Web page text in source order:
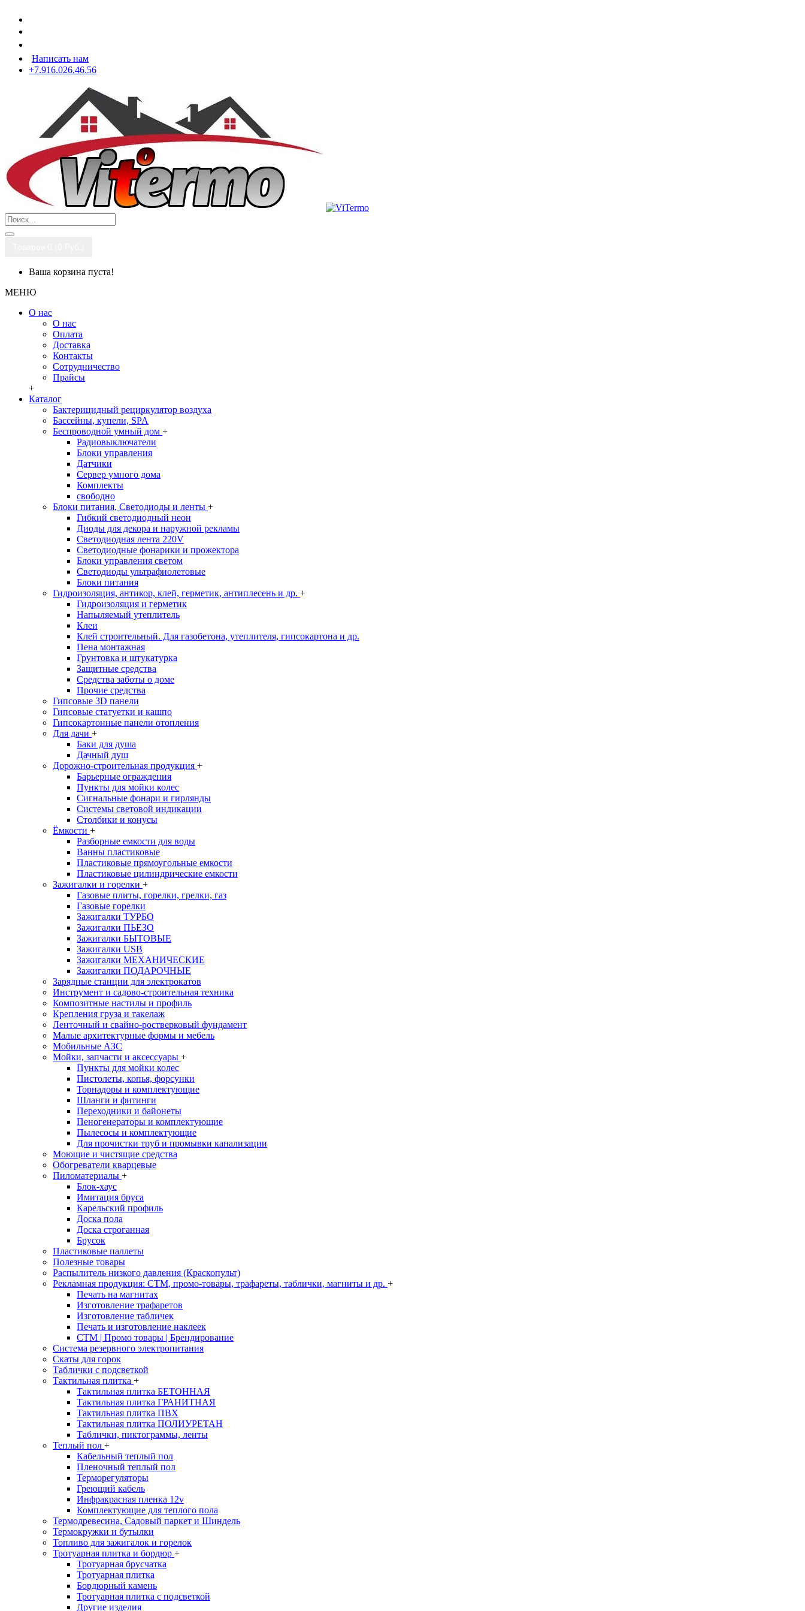
Написать нам
+7.916.026.46.56
Ваша корзина пуста!
МЕНЮ
О нас
О нас
Оплата
Доставка
Контакты
Сотрудничество
Прайсы
+
Каталог
Бактерицидный рециркулятор воздуха
Бассейны, купели, SPA
Беспроводной умный дом +
Радиовыключатели
Блоки управления
Датчики
Сервер умного дома
Комплекты
свободно
Блоки питания, Светодиоды и ленты +
Гибкий светодиодный неон
Диоды для декора и наружной рекламы
Светодиодная лента 220V
Светодиодные фонарики и прожектора
Блоки управления светом
Светодиоды ультрафиолетовые
Блоки питания
Гидроизоляция, антикор, клей, герметик, антиплесень и др. +
Гидроизоляция и герметик
Напыляемый утеплитель
Клеи
Клей строительный. Для газобетона, утеплителя, гипсокартона и др.
Пена монтажная
Грунтовка и штукатурка
Защитные средства
Средства заботы о доме
Прочие средства
Гипсовые 3D панели
Гипсовые статуетки и кашпо
Гипсокартонные панели отопления
Для дачи +
Баки для душа
Дачный душ
Дорожно-строительная продукция +
Барьерные ограждения
Пункты для мойки колес
Сигнальные фонари и гирлянды
Системы световой индикации
Столбики и конусы
Ёмкости +
Разборные емкости для воды
Ванны пластиковые
Пластиковые прямоугольные емкости
Пластиковые цилиндрические емкости
Зажигалки и горелки +
Газовые плиты, горелки, грелки, газ
Газовые горелки
Зажигалки ТУРБО
Зажигалки ПЬЕЗО
Зажигалки БЫТОВЫЕ
Зажигалки USB
Зажигалки МЕХАНИЧЕСКИЕ
Зажигалки ПОДАРОЧНЫЕ
Зарядные станции для электрокатов
Инструмент и садово-строительная техника
Композитные настилы и профиль
Крепления груза и такелаж
Ленточный и свайно-ростверковый фундамент
Малые архитектурные формы и мебель
Мобильные АЗС
Мойки, запчасти и аксессуары +
Пункты для мойки колес
Пистолеты, копья, форсунки
Торнадоры и комплектующие
Шланги и фитинги
Переходники и байонеты
Пеногенераторы и комплектующие
Пылесосы и комплектующие
Для прочистки труб и промывки канализации
Моющие и чистящие средства
Обогреватели кварцевые
Пиломатериалы +
Блок-хаус
Имитация бруса
Карельский профиль
Доска пола
Доска строганная
Брусок
Пластиковые паллеты
Полезные товары
Распылитель низкого давления (Краскопульт)
Рекламная продукция: CTM, промо-товары, трафареты, таблички, магниты и др. +
Печать на магнитах
Изготовление трафаретов
Изготовление табличек
Печать и изготовление наклеек
CTM | Промо товары | Брендирование
Система резервного электропитания
Скаты для горок
Таблички с подсветкой
Тактильная плитка +
Тактильная плитка БЕТОННАЯ
Тактильная плитка ГРАНИТНАЯ
Тактильная плитка ПВХ
Тактильная плитка ПОЛИУРЕТАН
Таблички, пиктограммы, ленты
Теплый пол +
Кабельный теплый пол
Пленочный теплый пол
Терморегуляторы
Греющий кабель
Инфракрасная пленка 12v
Комплектующие для теплого пола
Термодревесина, Садовый паркет и Шиндель
Термокружки и бутылки
Топливо для зажигалок и горелок
Тротуарная плитка и бордюр +
Тротуарная брусчатка
Тротуарная плитка
Бордюрный камень
Тротуарная плитка с подсветкой
Другие изделия